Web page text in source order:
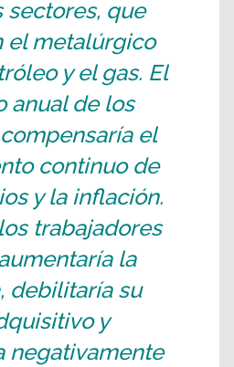
sectores, que
el metalúrgico
y el gas. El
anual de los
el
continuo de
y la inflación.
trabajadores
la
debilitaría su
y
negativamente